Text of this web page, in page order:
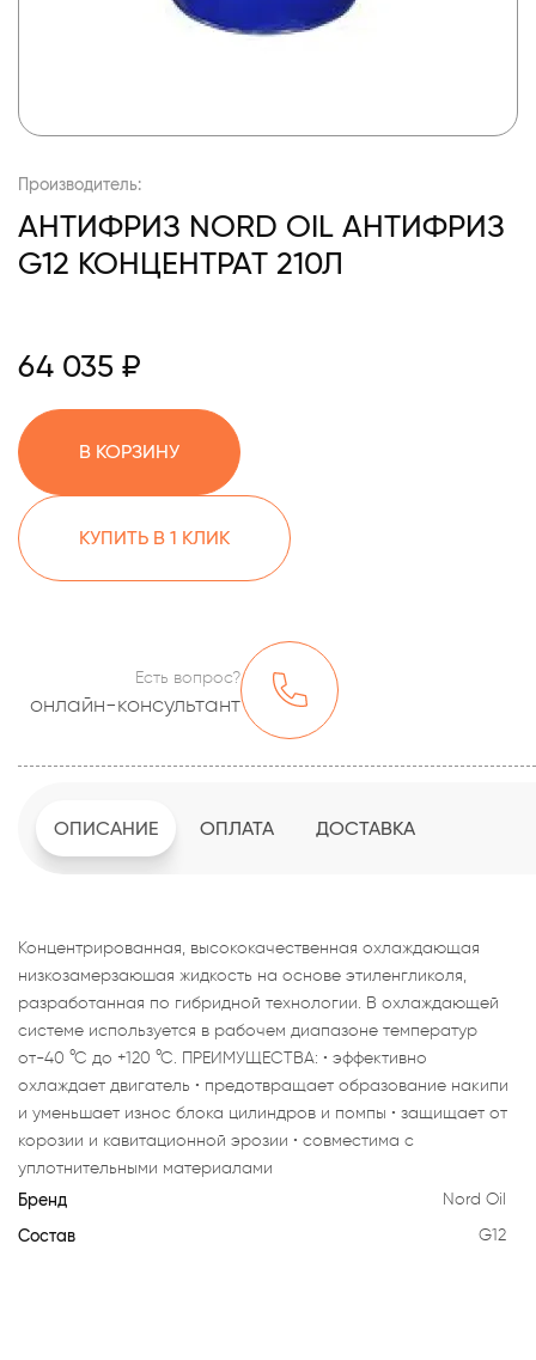
Производитель:
АНТИФРИЗ NORD OIL АНТИФРИЗ
G12 КОНЦЕНТРАТ 210Л
64 035 ₽
В КОРЗИНУ
КУПИТЬ В 1 КЛИК
Есть вопрос?
онлайн-консультант
ОПИСАНИЕ ОПЛАТА ДОСТАВКА
Концентрированная, высококачественная охлаждающая
низкозамерзаюшая жидкость на основе этиленгликоля,
разработанная по гибридной технологии. В охлаждающей
системе используется в рабочем диапазоне температур
от-40 °С до +120 °С. ПРЕИМУЩЕСТВА: • эффективно
охлаждает двигатель • предотвращает образование накипи
и уменьшает износ блока цилиндров и помпы • защищает от
корозии и кавитационной эрозии • совместима с
уплотнительными материалами
Бренд Nord Oil
Состав G12